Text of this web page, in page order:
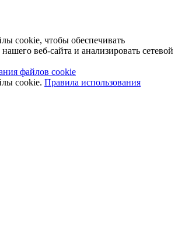
cookie, чтобы обеспечивать
веб-сайта и анализировать сетевой
файлов cookie
cookie. Правила использования